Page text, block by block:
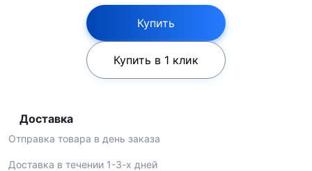
Купить
Купить в 1 клик
Доставка
Отправка товара в день заказа
Доставка в течении 1-3-х дней